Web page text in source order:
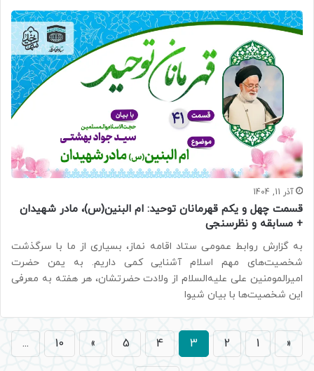
آذر 11, 1404
قسمت چهل و یکم قهرمانان توحید: ام البنین(س)، مادر شهیدان
+ مسابقه و نظرسنجی
به گزارش روابط عمومی ستاد اقامه نماز، بسیاری از ما با سرگذشت
شخصیت‌های مهم اسلام آشنایی کمی داریم. به یمن حضرت
امیرالمومنین علی علیه‌السلام از ولادت حضرتشان، هر هفته به معرفی
این شخصیت‌ها با بیان شیوا
«
1
2
3
4
5
»
10
...